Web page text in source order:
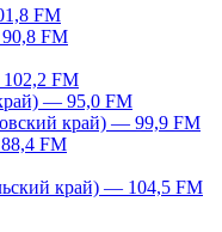
FM
FM
FM
— 95,0 FM
край) — 99,9 FM
FM
край) — 104,5 FM